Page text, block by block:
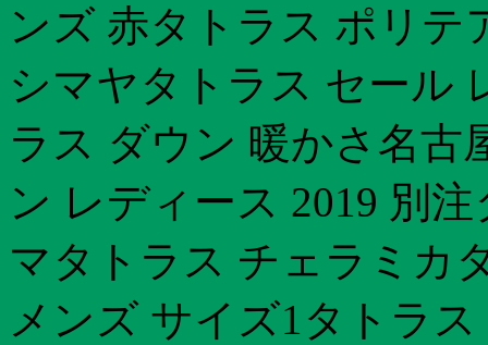
ンズ 赤タトラス ポリテ
シマヤタトラス セール
ラス ダウン 暖かさ名古
ン レディース 2019 別
マタトラス チェラミカ
メンズ サイズ1タトラ